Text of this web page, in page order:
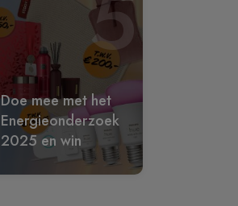
Doe mee met het
Energieonderzoek
2025 en win